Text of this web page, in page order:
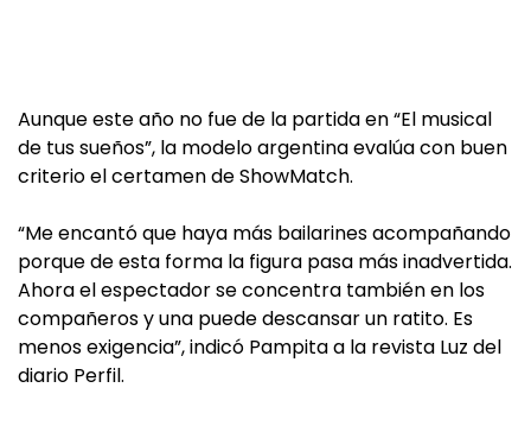
Aunque este año no fue de la partida en “El musical
de tus sueños”, la modelo argentina evalúa con buen
criterio el certamen de ShowMatch.
“Me encantó que haya más bailarines acompañando
porque de esta forma la figura pasa más inadvertida.
Ahora el espectador se concentra también en los
compañeros y una puede descansar un ratito. Es
menos exigencia”, indicó Pampita a la revista Luz del
diario Perfil.